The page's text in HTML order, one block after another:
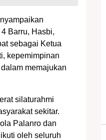
Barru, Hasbi,
sebagai Ketua
kepemimpinan
memajukan
silaturahmi
sekitar.
Palanro dan
oleh seluruh